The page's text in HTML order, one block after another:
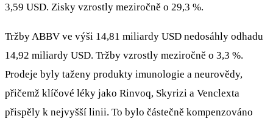
3,59 USD. Zisky vzrostly meziročně o 29,3 %.
Tržby ABBV ve výši 14,81 miliardy USD nedosáhly odhadu
14,92 miliardy USD. Tržby vzrostly meziročně o 3,3 %.
Prodeje byly taženy produkty imunologie a neurovědy,
přičemž klíčové léky jako Rinvoq, Skyrizi a Venclexta
přispěly k nejvyšší linii. To bylo částečně kompenzováno